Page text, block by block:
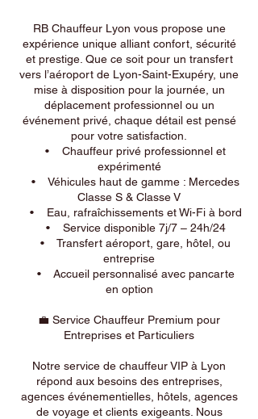
RB Chauffeur Lyon vous propose une
expérience unique alliant confort, sécurité
et prestige. Que ce soit pour un transfert
vers l’aéroport de Lyon-Saint-Exupéry, une
mise à disposition pour la journée, un
déplacement professionnel ou un
événement privé, chaque détail est pensé
pour votre satisfaction.
• Chauffeur privé professionnel et
expérimenté
• Véhicules haut de gamme : Mercedes
Classe S & Classe V
• Eau, rafraîchissements et Wi-Fi à bord
• Service disponible 7j/7 – 24h/24
• Transfert aéroport, gare, hôtel, ou
entreprise
• Accueil personnalisé avec pancarte
en option
💼 Service Chauffeur Premium pour
Entreprises et Particuliers
Notre service de chauffeur VIP à Lyon
répond aux besoins des entreprises,
agences événementielles, hôtels, agences
de voyage et clients exigeants. Nous